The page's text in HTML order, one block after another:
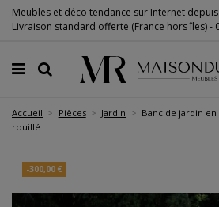
Meubles et déco tendance sur Internet
Livraison standard offerte (France hors îles) -
Accueil Pièces Jardin
Banc de jardin
rouillé
-300,00 €